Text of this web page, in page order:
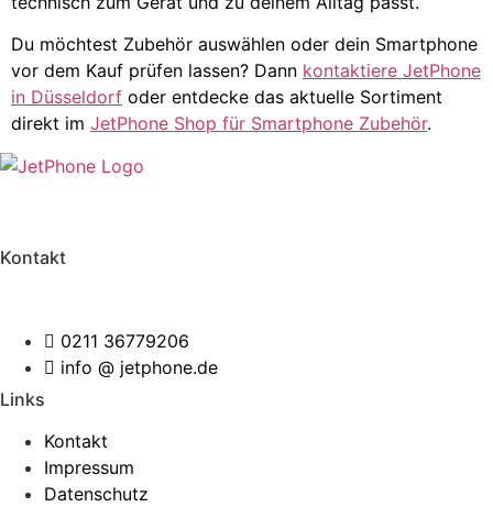
Du möchtest Zubehör auswählen oder dein Smartphone
vor dem Kauf prüfen lassen? Dann kontaktiere JetPhone
in Düsseldorf oder entdecke das aktuelle Sortiment
direkt im JetPhone Shop für Smartphone Zubehör.
Kontakt
0211 36779206
info @ jetphone.de
Links
Kontakt
Impressum
Datenschutz